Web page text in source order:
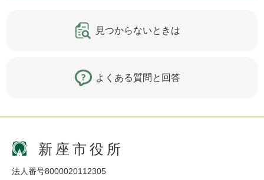
見つからないときは
よくある質問と回答
新座市役所
法人番号8000020112305